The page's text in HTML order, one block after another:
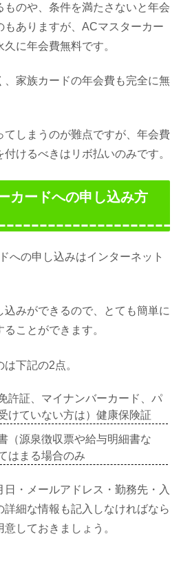
のや、条件を満たさないと年会
もありますが、ACマスターカー
に年会費無料です。
、家族カードの年会費も完全に無
てしまうのが難点ですが、年会費
けるべきはリボ払いのみです。
カードへの申し込み方
への申し込みはインターネット
込みができるので、とても簡単に
ことができます。
下記の2点。
許証、マイナンバーカード、パ
けていない方は）健康保険証
（源泉徴収票や給与明細書な
はまる場合のみ
・メールアドレス・勤務先・入
細な情報も記入しなければなら
しておきましょう。